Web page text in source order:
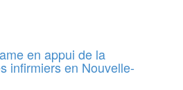
en appui de la
infirmiers en Nouvelle-